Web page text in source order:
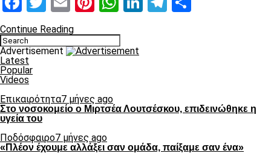
Continue Reading
Advertisement
Latest
Popular
Videos
Επικαιρότητα7 μήνες ago
Στο νοσοκομείο ο Μιρτσέα Λουτσέσκου, επιδεινώθηκε η
υγεία του
Ποδόσφαιρο7 μήνες ago
«Πλέον έχουμε αλλάξει σαν ομάδα, παίξαμε σαν ένα»